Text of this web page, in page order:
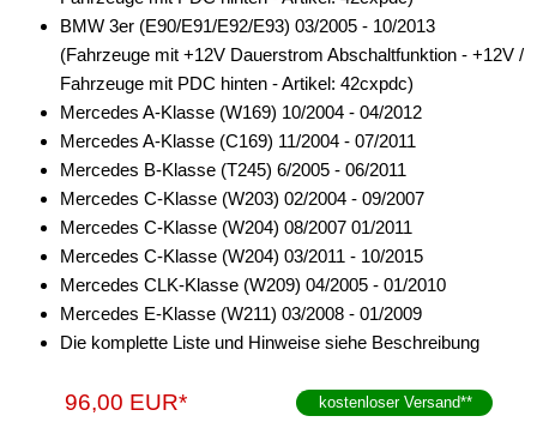
BMW 3er (E90/E91/E92/E93) 03/2005 - 10/2013
(Fahrzeuge mit +12V Dauerstrom Abschaltfunktion - +12V /
Fahrzeuge mit PDC hinten - Artikel: 42cxpdc)
Mercedes A-Klasse (W169) 10/2004 - 04/2012
Mercedes A-Klasse (C169) 11/2004 - 07/2011
Mercedes B-Klasse (T245) 6/2005 - 06/2011
Mercedes C-Klasse (W203) 02/2004 - 09/2007
Mercedes C-Klasse (W204) 08/2007 01/2011
Mercedes C-Klasse (W204) 03/2011 - 10/2015
Mercedes CLK-Klasse (W209) 04/2005 - 01/2010
Mercedes E-Klasse (W211) 03/2008 - 01/2009
Die komplette Liste und Hinweise siehe Beschreibung
96,00 EUR* kostenloser Versand**